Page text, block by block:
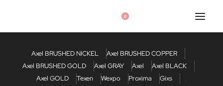
0
Axel BRUSHED NICKEL
Axel BRUSHED COPPER
Axel BRUSHED GOLD
Axel GRAY Axel
Axel BLACK
Axel GOLD
Texen Wexpo Proxima
Gixs